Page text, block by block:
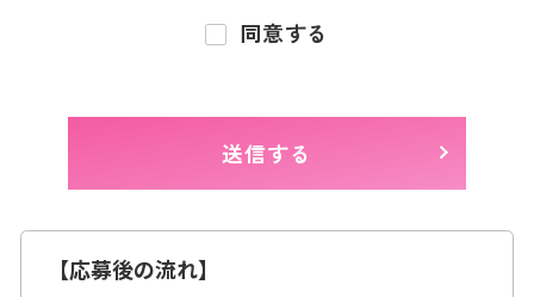
同意する
【応募後の流れ】